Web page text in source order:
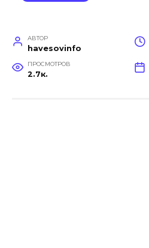
АВТОР
havesovinfo
ПРОСМОТРОВ
2.7к.